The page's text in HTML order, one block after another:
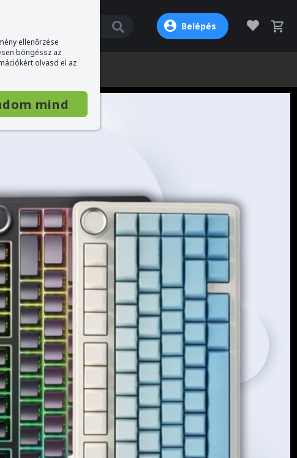
Belépés
ellenőrzése
böngéssz az
olvasd el az
mind